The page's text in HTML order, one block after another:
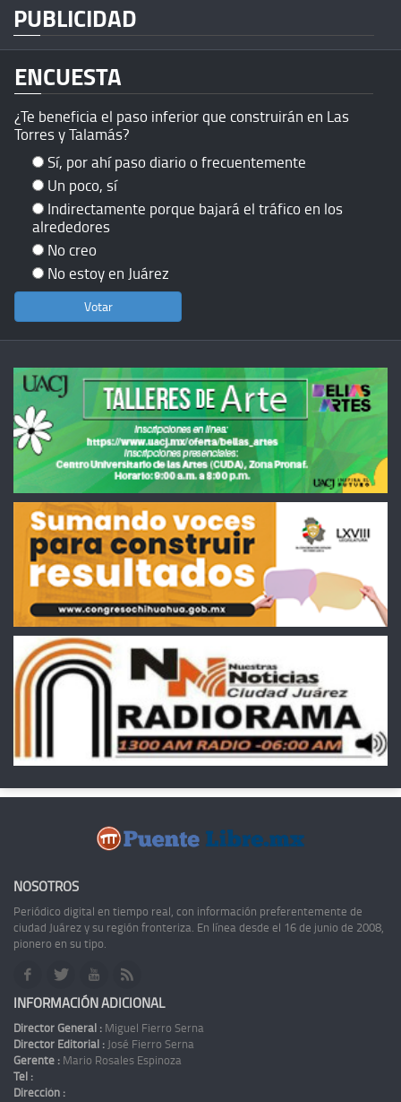
PUBLICIDAD
ENCUESTA
¿Te beneficia el paso inferior que construirán en Las
Torres y Talamás?
Sí, por ahí paso diario o frecuentemente
Un poco, sí
Indirectamente porque bajará el tráfico en los
alrededores
No creo
No estoy en Juárez
NOSOTROS
Periódico digital en tiempo real, con información preferentemente de
ciudad Juárez y su región fronteriza. En línea desde el 16 de junio de 2008,
pionero en su tipo.
INFORMACIÓN ADICIONAL
Director General : Miguel Fierro Serna
Director Editorial : José Fierro Serna
Gerente : Mario Rosales Espinoza
Tel :
Dirección :